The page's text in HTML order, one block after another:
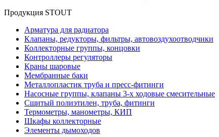
Продукция STOUT
Арматура для радиатора
Клапаны, редукторы, фильтры, автовоздухоотводчики
Коллекторные группы, концовки
Контроллеры регуляторы
Краны шаровые
Мембранные баки
Металлопластик труба и пресс-фитинги
Насосные группы, клапаны 3-х ходовые смесительные
Сшитый полиэтилен, труба, фитинги
Термометры, манометры, КИП
Шкафы коллекторные
Элементы дымоходов